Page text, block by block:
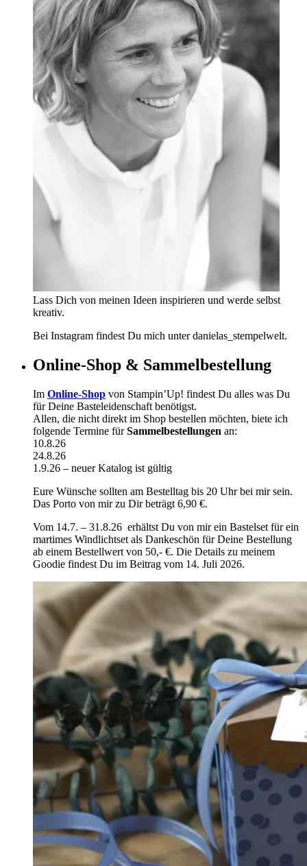
Lass Dich von meinen Ideen inspirieren und werde selbst
kreativ.
Bei Instagram findest Du mich unter danielas_stempelwelt.
Online-Shop & Sammelbestellung
Im Online-Shop von Stampin’Up! findest Du alles was Du
für Deine Basteleidenschaft benötigst.
Allen, die nicht direkt im Shop bestellen möchten, biete ich
folgende Termine fürSammelbestellungen an:
10.8.26
24.8.26
1.9.26 – neuer Katalog ist gültig
Eure Wünsche sollten am Bestelltag bis 20 Uhr bei mir sein.
Das Porto von mir zu Dir beträgt 6,90 €.
Vom 14.7. – 31.8.26 erhältst Du von mir ein Bastelset für ein
martimes Windlichtset als Dankeschön für Deine Bestellung
ab einem Bestellwert von 50,- €. Die Details zu meinem
Goodie findest Du im Beitrag vom 14. Juli 2026.